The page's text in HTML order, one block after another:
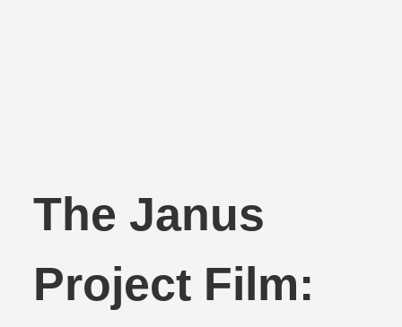
The Janus
Project Film: